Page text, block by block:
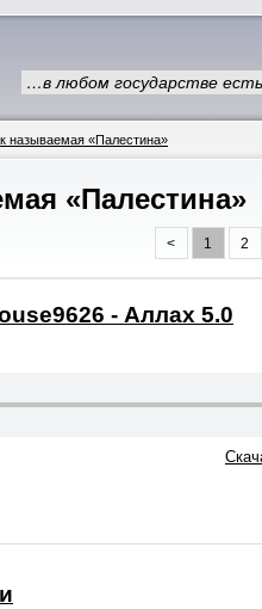
…в любом государстве
называемая «Палестина»
«Палестина»
< 1 2
- Аллах 5.0